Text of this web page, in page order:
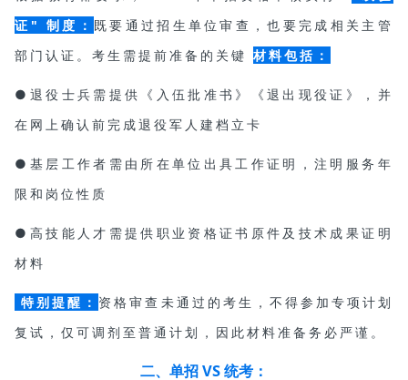
证" 制度： 既要通过招生单位审查，也要完成相关主管
部门认证。考生需提前准备的关键材料包括：
●退役士兵需提供《入伍批准书》《退出现役证》，并
在网上确认前完成退役军人建档立卡
●基层工作者需由所在单位出具工作证明，注明服务年
限和岗位性质
●高技能人才需提供职业资格证书原件及技术成果证明
材料
特别提醒： 资格审查未通过的考生，不得参加专项计划
复试，仅可调剂至普通计划，因此材料准备务必严谨。
二、单招 VS 统考：